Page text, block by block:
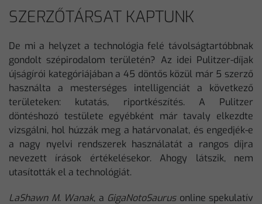
SZERZŐTÁRSAT KAPTUNK
De mi a helyzet a technológia felé távolságtartóbbnak
gondolt szépirodalom területén? Az idei Pulitzer-díjak
újságírói kategóriájában a 45 döntős közül már 5 szerző
használta a mesterséges intelligenciát a következő
területeken: kutatás, riportkészítés. A Pulitzer
döntéshozó testülete egyébként már tavaly elkezdte
vizsgálni, hol húzzák meg a határvonalat, és engedjék-e
a nagy nyelvi rendszerek használatát a rangos díjra
nevezett írások értékelésekor. Ahogy látszik, nem
utasították el a technológiát.
LaShawn M. Wanak, a GigaNotoSaurusonline spekulatív